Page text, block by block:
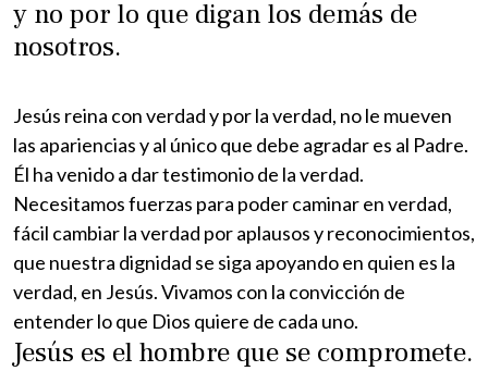
y no por lo que digan los demás de
nosotros.
Jesús reina con verdad y por la verdad, no le mueven
las apariencias y al único que debe agradar es al Padre.
Él ha venido a dar testimonio de la verdad.
Necesitamos fuerzas para poder caminar en verdad,
fácil cambiar la verdad por aplausos y reconocimientos,
que nuestra dignidad se siga apoyando en quien es la
verdad, en Jesús. Vivamos con la convicción de
entender lo que Dios quiere de cada uno.
Jesús es el hombre que se compromete.